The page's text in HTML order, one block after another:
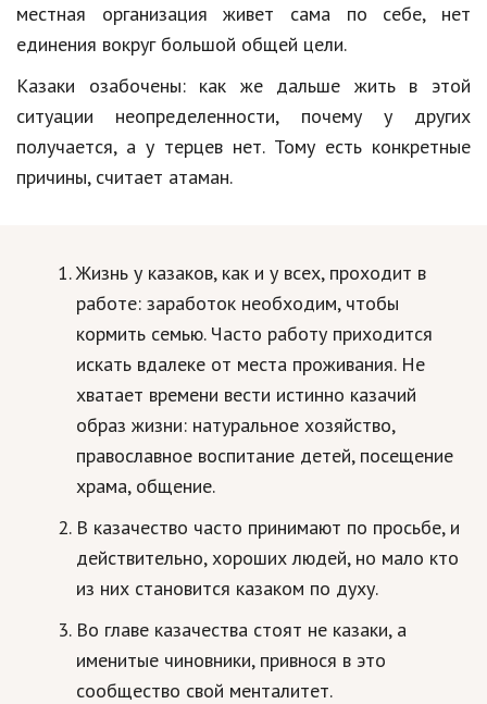
Дом и сад
Недвижимость
Психология и отношения
Творчество и рукоделие
Работа и бизнес
Животные
Еда и напитки
Праздники и подарки
Кинематограф
Домашние животные
Семья и дети
Путешествия
Строительство
Культура и общество
местная организация живет сама по себе, нет
единения вокруг большой общей цели.
Казаки озабочены: как же дальше жить в этой
ситуации неопределенности, почему у других
получается, а у терцев нет. Тому есть конкретные
причины, считает атаман.
Жизнь у казаков, как и у всех, проходит в
работе: заработок необходим, чтобы
кормить семью. Часто работу приходится
искать вдалеке от места проживания. Не
хватает времени вести истинно казачий
образ жизни: натуральное хозяйство,
православное воспитание детей, посещение
храма, общение.
В казачество часто принимают по просьбе, и
действительно, хороших людей, но мало кто
из них становится казаком по духу.
Во главе казачества стоят не казаки, а
именитые чиновники, привнося в это
сообщество свой менталитет.